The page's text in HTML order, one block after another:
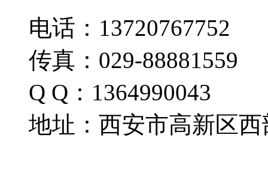
电话：13720767752
传真：029-88881559
Q Q：1364990043
地址：西安市高新区西